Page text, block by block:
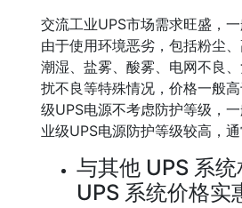
交流工业UPS市场需求旺盛，
由于使用环境恶劣，包括粉尘、
潮湿、盐雾、酸雾、电网不良
扰不良等特殊情况，价格一般
级UPS电源不考虑防护等级，
业级UPS电源防护等级较高，通
与其他 UPS 系
UPS 系统价格实